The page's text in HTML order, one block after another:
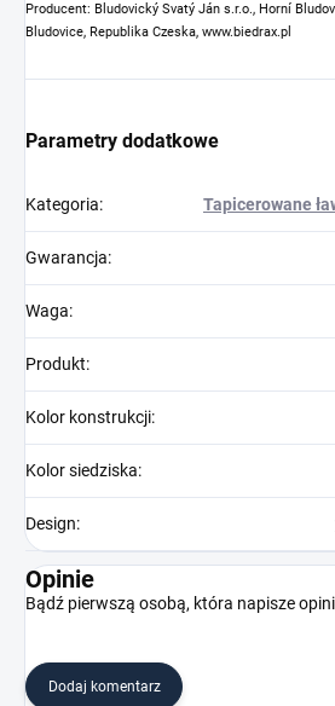
Producent: Bludovický Svatý Ján s.r.o., Horní
Bludovice, Republika Czeska, www.biedrax.pl
Parametry dodatkowe
Kategoria: Tapicerowane
Gwarancja:
Waga:
Produkt:
Kolor konstrukcji:
Kolor siedziska:
Design:
Opinie
Bądź pierwszą osobą, która napisze
Dodaj komentarz